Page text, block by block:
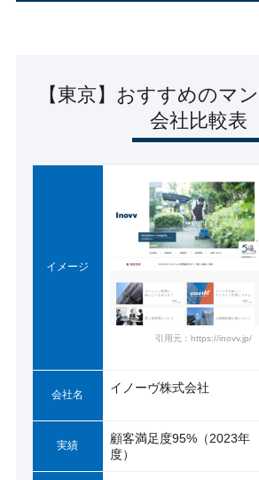
【東京】おすすめのマ
会社比較表
イメージ
引用元：https://inovv.jp/
会社名 イノーヴ株式会社
実績
顧客満足度95%（2023年
度）